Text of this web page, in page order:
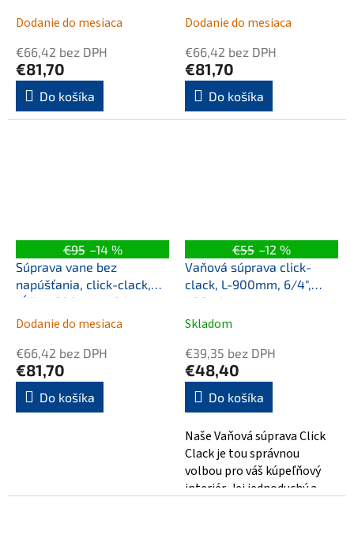
72mm, meď mat
Dodanie do mesiaca
€66,42 bez DPH
€81,70
Do košíka
72mm, zlato
Dodanie do mesiaca
€66,42 bez DPH
€81,70
Do košíka
€95 –14 %
Súprava vane bez
napúšťania, click-clack,
dĺžka 1200mm, zátka
72mm, zlato mat
Dodanie do mesiaca
€66,42 bez DPH
€81,70
Do košíka
€55 –12 %
Vaňová súprava click-
clack, L-900mm, 6/4",
ABS/chrom
Skladom
€39,35 bez DPH
€48,40
Do košíka
Naše Vaňová súprava Click
Clack je tou správnou
volbou pro váš kúpeľňový
interiér. Jej jednoduchý a